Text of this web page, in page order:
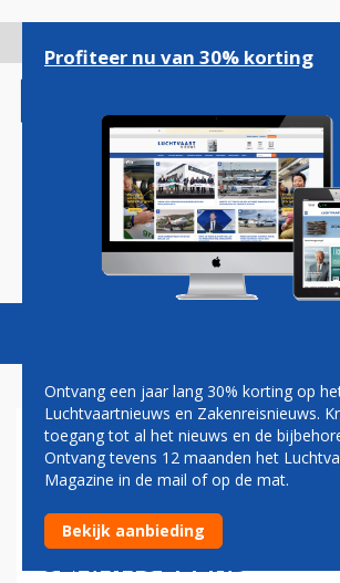
gaan
Magazine Podcasts
STORM CONALL
OVERLAST OP
TIENTALLEN
GEANNULEERD
Profiteer nu van 30% korting
Ontvang een jaar lang 30% korting op
Luchtvaartnieuws en Zakenreisnieuws.
toegang tot al het nieuws en de
Ontvang tevens 12 maanden het
Magazine in de mail of op de mat.
Bekijk aanbieding